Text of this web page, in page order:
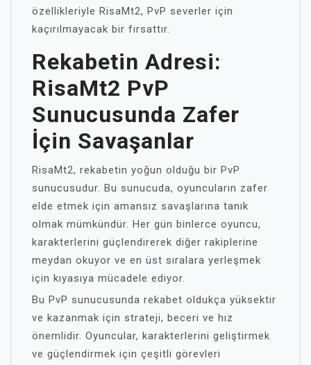
özellikleriyle RisaMt2, PvP severler için
kaçırılmayacak bir fırsattır.
Rekabetin Adresi:
RisaMt2 PvP
Sunucusunda Zafer
İçin Savaşanlar
RisaMt2, rekabetin yoğun olduğu bir PvP
sunucusudur. Bu sunucuda, oyuncuların zafer
elde etmek için amansız savaşlarına tanık
olmak mümkündür. Her gün binlerce oyuncu,
karakterlerini güçlendirerek diğer rakiplerine
meydan okuyor ve en üst sıralara yerleşmek
için kıyasıya mücadele ediyor.
Bu PvP sunucusunda rekabet oldukça yüksektir
ve kazanmak için strateji, beceri ve hız
önemlidir. Oyuncular, karakterlerini geliştirmek
ve güçlendirmek için çeşitli görevleri